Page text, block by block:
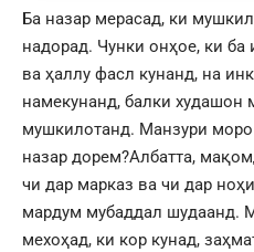
Ба назар мерасад, ки
надорад. Чунки онҳое, ки
ва ҳаллу фасл кунанд, на
намекунанд, балки худашон
мушкилотанд. Манзури
назар дорем?Албатта,
чи дар марказ ва чи дар
мардум мубаддал шудаанд.
мехоҳад, ки кор кунад,